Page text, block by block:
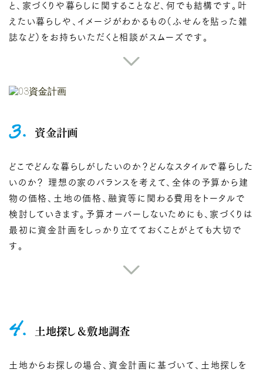
と、家づくりや暮らしに関することなど、何でも結構です。叶
えたい暮らしや、イメージがわかるもの（ふせんを貼った雑
誌など）をお持ちいただくと相談がスムーズです。
3.資金計画
どこでどんな暮らしがしたいのか？どんなスタイルで暮らした
いのか？ 理想の家のバランスを考えて、全体の予算から建
物の価格、土地の価格、融資等に関わる費用をトータルで
検討していきます。予算オーバーしないためにも、家づくりは
最初に資金計画をしっかり立てておくことがとても大切で
す。
4. 土地探し＆敷地調査
土地からお探しの場合、資金計画に基づいて、土地探しを